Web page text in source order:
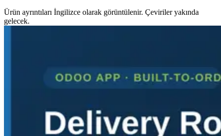
Ürün ayrıntıları İngilizce olarak görüntülenir. Çeviriler yakında
gelecek.